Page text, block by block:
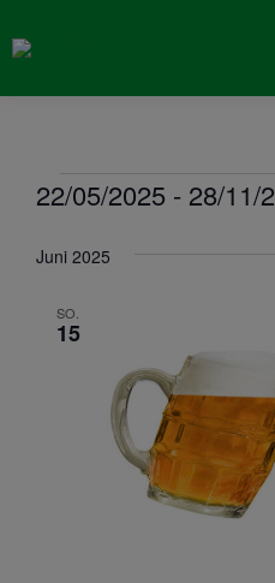
22/05/2025 - 28/11/
wählen.
Juni 2025
SO.
15